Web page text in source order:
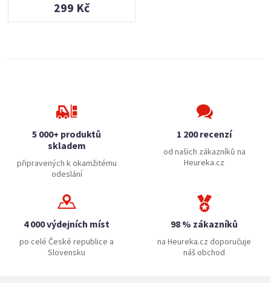
299 Kč
5 000+ produktů
skladem
připravených k okamžitému
odeslání
1 200 recenzí
od našich zákazníků na
Heureka.cz
4 000 výdejních míst
po celé České republice a
Slovensku
98 % zákazníků
na Heureka.cz doporučuje
náš obchod